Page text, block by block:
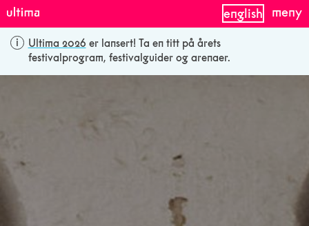
Ultima 2026 er lansert! Ta en titt på årets
festivalprogram, festivalguider og arenaer.
english meny